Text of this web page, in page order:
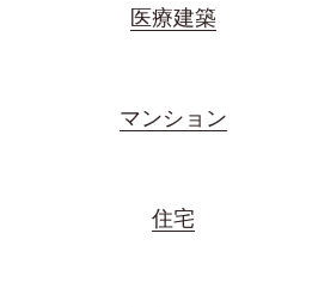
医療建築
マンション
住宅